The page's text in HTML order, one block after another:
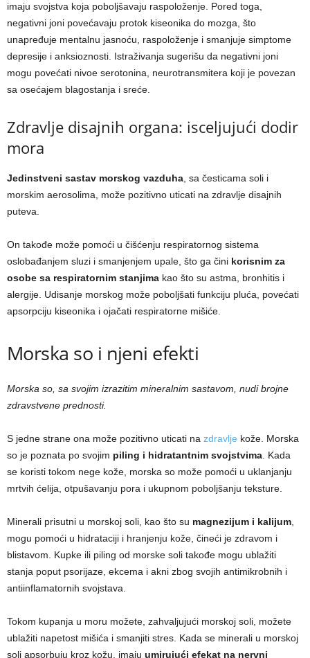
imaju svojstva koja poboljšavaju raspoloženje. Pored toga,
negativni joni povećavaju protok kiseonika do mozga, što
unapređuje mentalnu jasnoću, raspoloženje i smanjuje simptome
depresije i anksioznosti. Istraživanja sugerišu da negativni joni
mogu povećati nivoe serotonina, neurotransmitera koji je povezan
sa osećajem blagostanja i sreće.
Zdravlje disajnih organa: isceljujući dodir
mora
Jedinstveni sastav morskog vazduha, sa česticama soli i
morskim aerosolima, može pozitivno uticati na zdravlje disajnih
puteva.
On takođe može pomoći u čišćenju respiratornog sistema
oslobađanjem sluzi i smanjenjem upale, što ga čini korisnim za
osobe sa respiratornim stanjima kao što su astma, bronhitis i
alergije. Udisanje morskog može poboljšati funkciju pluća, povećati
apsorpciju kiseonika i ojačati respiratorne mišiće.
Morska so i njeni efekti
Morska so, sa svojim izrazitim mineralnim sastavom, nudi brojne
zdravstvene prednosti.
S jedne strane ona može pozitivno uticati na zdravlje kože. Morska
so je poznata po svojim piling i hidratantnim svojstvima. Kada
se koristi tokom nege kože, morska so može pomoći u uklanjanju
mrtvih ćelija, otpušavanju pora i ukupnom poboljšanju teksture.
Minerali prisutni u morskoj soli, kao što su magnezijum i kalijum,
mogu pomoći u hidrataciji i hranjenju kože, čineći je zdravom i
blistavom. Kupke ili piling od morske soli takođe mogu ublažiti
stanja poput psorijaze, ekcema i akni zbog svojih antimikrobnih i
antiinflamatornih svojstava.
Tokom kupanja u moru možete, zahvaljujući morskoj soli, možete
ublažiti napetost mišića i smanjiti stres. Kada se minerali u morskoj
soli apsorbuju kroz kožu, imaju umirujući efekat na nervni